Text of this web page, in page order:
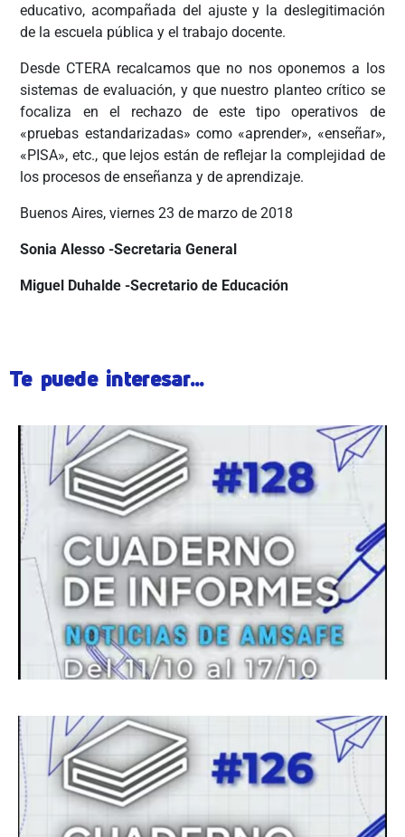
educativo, acompañada del ajuste y la deslegitimación
de la escuela pública y el trabajo docente.
Desde CTERA recalcamos que no nos oponemos a los
sistemas de evaluación, y que nuestro planteo crítico se
focaliza en el rechazo de este tipo operativos de
«pruebas estandarizadas» como «aprender», «enseñar»,
«PISA», etc., que lejos están de reflejar la complejidad de
los procesos de enseñanza y de aprendizaje.
Buenos Aires, viernes 23 de marzo de 2018
Sonia Alesso -Secretaria General
Miguel Duhalde -Secretario de Educación
Te puede interesar...